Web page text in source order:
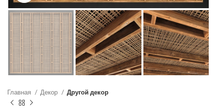
Главная Декор Другой декор